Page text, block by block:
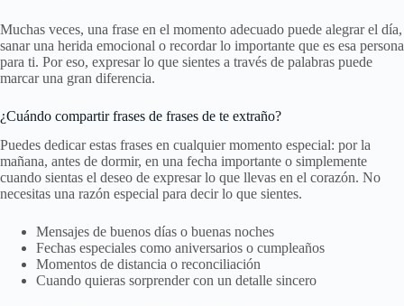
Muchas veces, una frase en el momento adecuado puede alegrar el día,
sanar una herida emocional o recordar lo importante que es esa persona
para ti. Por eso, expresar lo que sientes a través de palabras puede
marcar una gran diferencia.
¿Cuándo compartir frases de frases de te extraño?
Puedes dedicar estas frases en cualquier momento especial: por la
mañana, antes de dormir, en una fecha importante o simplemente
cuando sientas el deseo de expresar lo que llevas en el corazón. No
necesitas una razón especial para decir lo que sientes.
Mensajes de buenos días o buenas noches
Fechas especiales como aniversarios o cumpleaños
Momentos de distancia o reconciliación
Cuando quieras sorprender con un detalle sincero